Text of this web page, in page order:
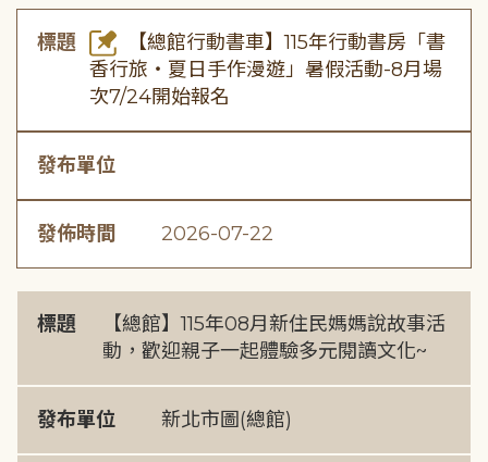
標題
【總館行動書車】115年行動書房「書
香行旅・夏日手作漫遊」暑假活動-8月場
次7/24開始報名
發布單位
發佈時間 2026-07-22
標題
【總館】115年08月新住民媽媽說故事活
動，歡迎親子一起體驗多元閱讀文化~
發布單位 新北市圖(總館)